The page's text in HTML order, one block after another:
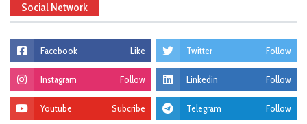
Social Network
Facebook Like Twitter Follow
Instagram Follow Linkedin Follow
Youtube Subcribe Telegram Follow